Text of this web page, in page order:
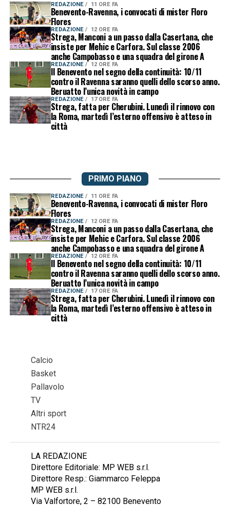
REDAZIONE 11 ORE FA
Benevento-Ravenna, i convocati di mister Floro
Flores
REDAZIONE 12 ORE FA
Strega, Manconi a un passo dalla Casertana, che
insiste per Mehic e Carfora. Sul classe 2006
anche Campobasso e una squadra del girone A
REDAZIONE 12 ORE FA
Il Benevento nel segno della continuità: 10/11
contro il Ravenna saranno quelli dello scorso anno.
Beruatto l’unica novità in campo
REDAZIONE 17 ORE FA
Strega, fatta per Cherubini. Lunedì il rinnovo con
la Roma, martedì l’esterno offensivo è atteso in
città
PRIMO PIANO
REDAZIONE 11 ORE FA
Benevento-Ravenna, i convocati di mister Floro
Flores
REDAZIONE 12 ORE FA
Strega, Manconi a un passo dalla Casertana, che
insiste per Mehic e Carfora. Sul classe 2006
anche Campobasso e una squadra del girone A
REDAZIONE 12 ORE FA
Il Benevento nel segno della continuità: 10/11
contro il Ravenna saranno quelli dello scorso anno.
Beruatto l’unica novità in campo
REDAZIONE 17 ORE FA
Strega, fatta per Cherubini. Lunedì il rinnovo con
la Roma, martedì l’esterno offensivo è atteso in
città
Calcio
Basket
Pallavolo
TV
Altri sport
NTR24
LA REDAZIONE
Direttore Editoriale: MP WEB s.r.l.
Direttore Resp.: Giammarco Feleppa
MP WEB s.r.l.
Via Valfortore, 2 – 82100 Benevento